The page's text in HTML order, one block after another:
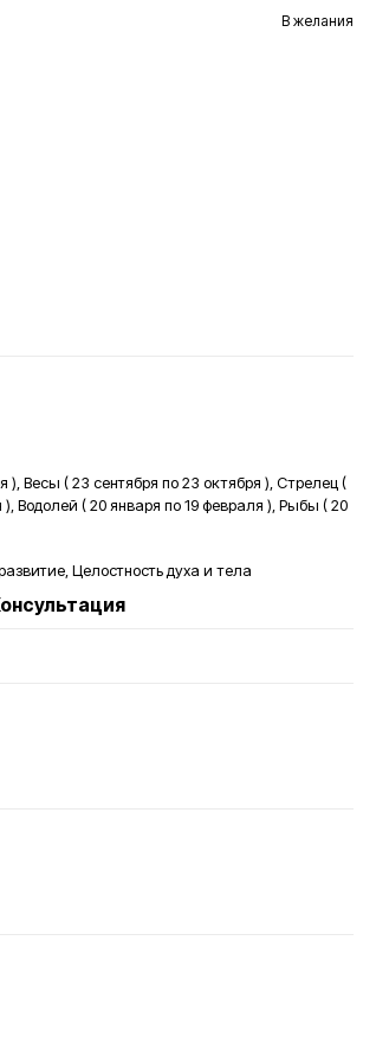
В желания
Весы ( 23 сентября по 23 октября ), Стрелец (
), Водолей ( 20 января по 19 февраля ), Рыбы ( 20
Целостность духа и тела